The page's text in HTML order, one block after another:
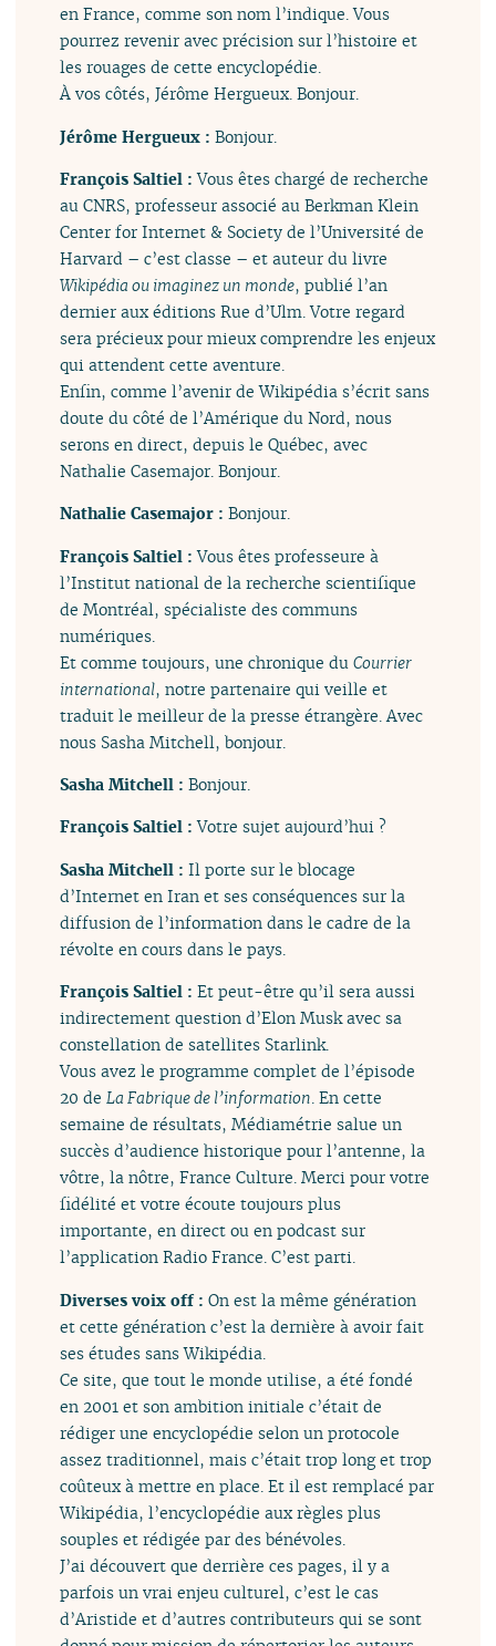
en France, comme son nom l’indique. Vous
pourrez revenir avec précision sur l’histoire et
les rouages de cette encyclopédie.
À vos côtés, Jérôme Hergueux. Bonjour.
Jérôme Hergueux :Bonjour.
François Saltiel :Vous êtes chargé de recherche
au CNRS, professeur associé au Berkman Klein
Center for Internet & Society de l’Université de
Harvard – c’est classe – et auteur du livre
Wikipédia ou imaginez un monde, publié l’an
dernier aux éditions Rue d’Ulm. Votre regard
sera précieux pour mieux comprendre les enjeux
qui attendent cette aventure.
Enfin, comme l’avenir de Wikipédia s’écrit sans
doute du côté de l’Amérique du Nord, nous
serons en direct, depuis le Québec, avec
Nathalie Casemajor. Bonjour.
Nathalie Casemajor :Bonjour.
François Saltiel :Vous êtes professeure à
l’Institut national de la recherche scientifique
de Montréal, spécialiste des communs
numériques.
Et comme toujours, une chronique duCourrier
international, notre partenaire qui veille et
traduit le meilleur de la presse étrangère. Avec
nous Sasha Mitchell, bonjour.
Sasha Mitchell :Bonjour.
François Saltiel :Votre sujet aujourd’hui ?
Sasha Mitchell :Il porte sur le blocage
d’Internet en Iran et ses conséquences sur la
diffusion de l’information dans le cadre de la
révolte en cours dans le pays.
François Saltiel :Et peut-être qu’il sera aussi
indirectement question d’Elon Musk avec sa
constellation de satellites Starlink.
Vous avez le programme complet de l’épisode
20 deLa Fabrique de l’information. En cette
semaine de résultats, Médiamétrie salue un
succès d’audience historique pour l’antenne, la
vôtre, la nôtre, France Culture. Merci pour votre
fidélité et votre écoute toujours plus
importante, en direct ou en podcast sur
l’application Radio France. C’est parti.
Diverses voix off :On est la même génération
et cette génération c’est la dernière à avoir fait
ses études sans Wikipédia.
Ce site, que tout le monde utilise, a été fondé
en 2001 et son ambition initiale c’était de
rédiger une encyclopédie selon un protocole
assez traditionnel, mais c’était trop long et trop
coûteux à mettre en place. Et il est remplacé par
Wikipédia, l’encyclopédie aux règles plus
souples et rédigée par des bénévoles.
J’ai découvert que derrière ces pages, il y a
parfois un vrai enjeu culturel, c’est le cas
d’Aristide et d’autres contributeurs qui se sont